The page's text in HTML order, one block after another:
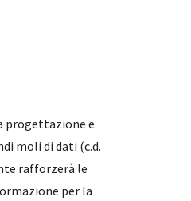
progettazione e
moli di dati (c.d.
rafforzerà le
per la